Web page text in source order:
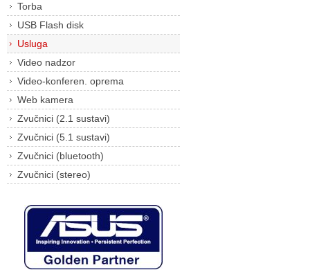
Torba
USB Flash disk
Usluga
Video nadzor
Video-konferen. oprema
Web kamera
Zvučnici (2.1 sustavi)
Zvučnici (5.1 sustavi)
Zvučnici (bluetooth)
Zvučnici (stereo)